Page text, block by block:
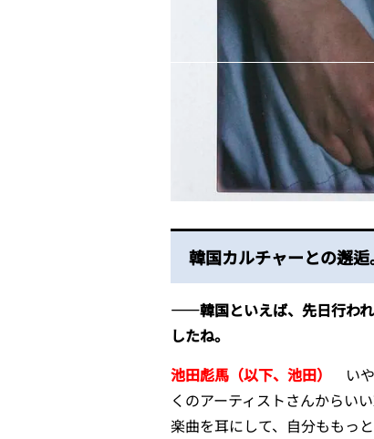
韓国カルチャーとの邂
――韓国といえば、先日行われ
したね。
池田彪馬（以下、池田）
い
くのアーティストさんからい
楽曲を耳にして、自分ももっ